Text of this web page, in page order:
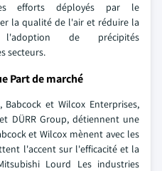
efforts déployés par le
la qualité de l'air et réduire la
de précipités
secteurs.
Part de marché
et Wilcox Enterprises,
DÜRR Group, détiennent une
et Wilcox mènent avec les
l'accent sur l'efficacité et la
Lourd Les industries